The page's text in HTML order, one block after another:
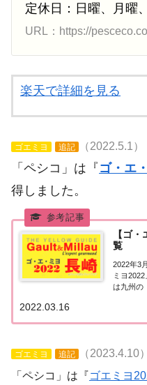
定休日：日曜、月曜
URL：https://
楽天で詳細を見る
ゴエミヨ 追記 （2022.5.1）
「ペシコ」は『 ゴ・エ
得しました。
【ゴ
覧
2022年3
ミヨ
は九州の
た。ゴ
2022.03.16
ゴエミヨ 追記
（2023.4.10）
「ペシコ」は『ゴエミヨ